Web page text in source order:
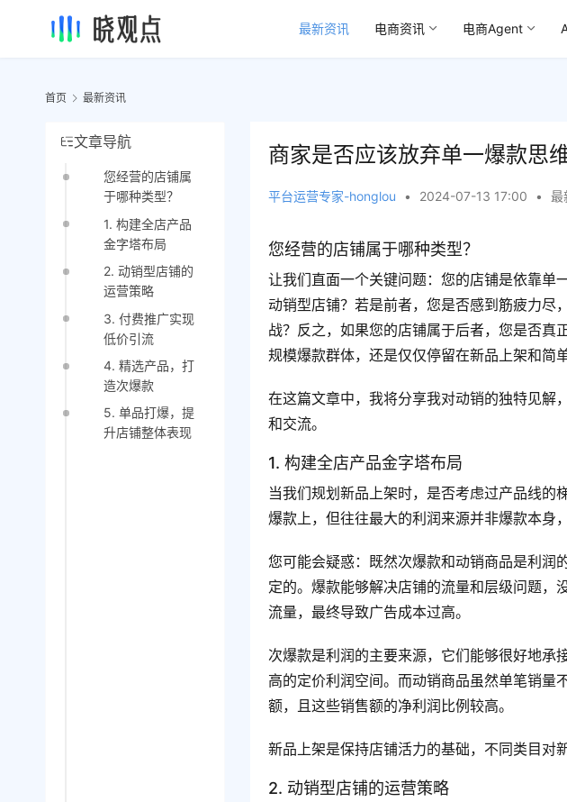
最新资讯 电商资讯 电商Agent
首页 最新资讯
文章导航
您经营的店铺属
于哪种类型？
1. 构建全店产品
金字塔布局
2. 动销型店铺的
运营策略
3. 付费推广实现
低价引流
4. 精选产品，打
造次爆款
5. 单品打爆，提
升店铺整体表现
商家是否应该放弃单一爆款思
平台运营专家-honglou • 2024-07-13 17:00 • 最
您经营的店铺属于哪种类型？
让我们直面一个关键问题：您的店铺是依靠单
动销型店铺？若是前者，您是否感到筋疲力尽
战？反之，如果您的店铺属于后者，您是否真
规模爆款群体，还是仅仅停留在新品上架和简
在这篇文章中，我将分享我对动销的独特见解
和交流。
1. 构建全店产品金字塔布局
当我们规划新品上架时，是否考虑过产品线的
爆款上，但往往最大的利润来源并非爆款本身
您可能会疑惑：既然次爆款和动销商品是利润
定的。爆款能够解决店铺的流量和层级问题，
流量，最终导致广告成本过高。
次爆款是利润的主要来源，它们能够很好地承
高的定价利润空间。而动销商品虽然单笔销量
额，且这些销售额的净利润比例较高。
新品上架是保持店铺活力的基础，不同类目对
2. 动销型店铺的运营策略